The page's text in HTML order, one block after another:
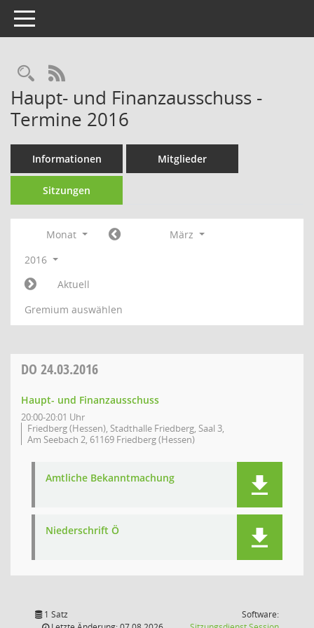
Toggle navigation
Rechercheauswahl
RSS-Feed
Haupt- und Finanzausschuss -
Termine 2016
Informationen Mitglieder
Sitzungen
Monat
März
2016
Aktuell
Gremium auswählen
DO 24.03.2016
Haupt- und Finanzausschuss
20:00-20:01 Uhr
Friedberg (Hessen), Stadthalle Friedberg, Saal 3,
Am Seebach 2, 61169 Friedberg (Hessen)
Amtliche Bekanntmachung
Niederschrift Ö
1 Satz
Software: